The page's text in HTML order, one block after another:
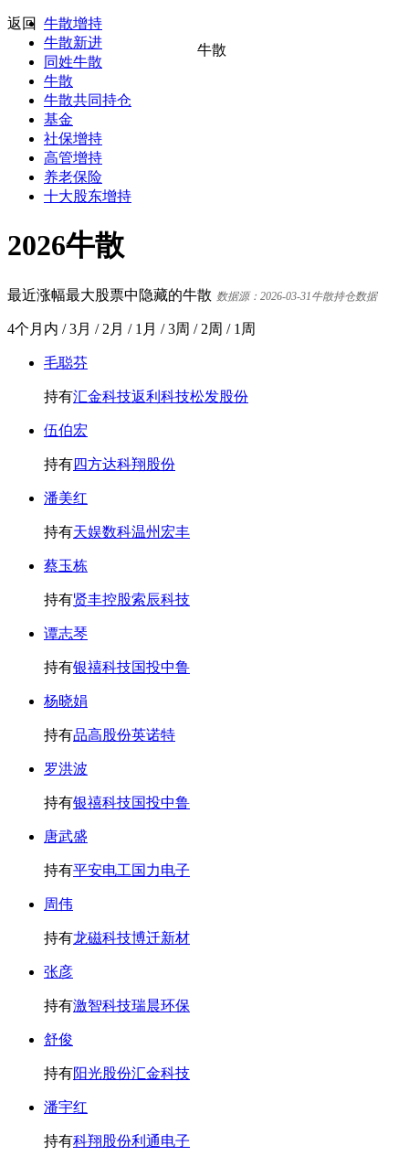
返回
牛散
牛散增持
牛散新进
同姓牛散
牛散
牛散共同持仓
基金
社保增持
高管增持
养老保险
十大股东增持
2026牛散
最近涨幅最大股票中隐藏的牛散 数据源：2026-03-31牛散持仓数据
4个月内 /3月 / 2月 / 1月 /3周 / 2周 / 1周
毛聪芬
持有汇金科技返利科技松发股份
伍伯宏
持有四方达科翔股份
潘美红
持有天娱数科温州宏丰
蔡玉栋
持有贤丰控股索辰科技
谭志琴
持有银禧科技国投中鲁
杨晓娟
持有品高股份英诺特
罗洪波
持有银禧科技国投中鲁
唐武盛
持有平安电工国力电子
周伟
持有龙磁科技博迁新材
张彦
持有激智科技瑞晨环保
舒俊
持有阳光股份汇金科技
潘宇红
持有科翔股份利通电子